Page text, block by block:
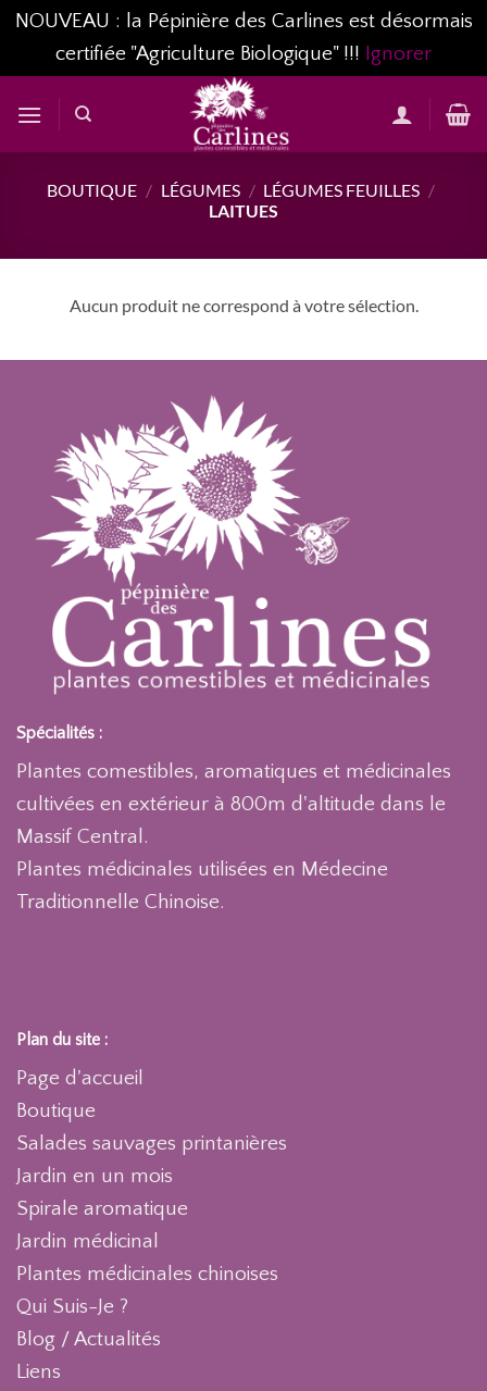
NOUVEAU : la Pépinière des Carlines est désormais
certifiée "Agriculture Biologique" !!! Ignorer
BOUTIQUE / LÉGUMES / LÉGUMES FEUILLES /
LAITUES
Aucun produit ne correspond à votre sélection.
Spécialités :
Plantes comestibles, aromatiques et médicinales
cultivées en extérieur à 800m d'altitude dans le
Massif Central.
Plantes médicinales utilisées en Médecine
Traditionnelle Chinoise.
Plan du site :
Page d'accueil
Boutique
Salades sauvages printanières
Jardin en un mois
Spirale aromatique
Jardin médicinal
Plantes médicinales chinoises
Qui Suis-Je ?
Blog / Actualités
Liens